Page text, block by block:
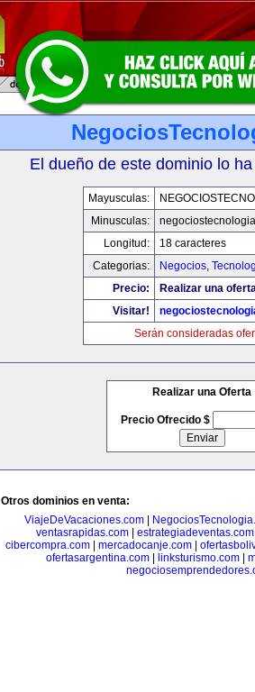
El dueño de este dominio lo
Mayusculas:
Minusculas:
Longitud:
18 caracteres
Categorias:
Negocios,
Precio:
Realizar una
Visitar!
Serán consideradas
Realizar una Oferta
Precio Ofrecido $
Otros dominios en venta:
ViajeDeVacaciones.com
ventasrapidas.com
estrategiadeventas.com
cibercompra.com| mercadocanje.com|
ofertasargentina.com| linksturismo.com|